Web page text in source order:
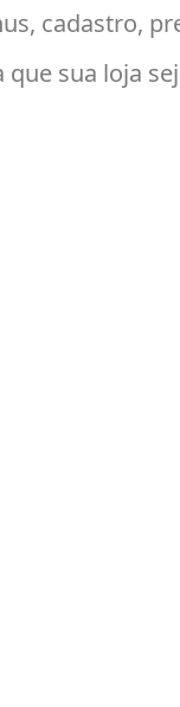
cadastro,
sua loja